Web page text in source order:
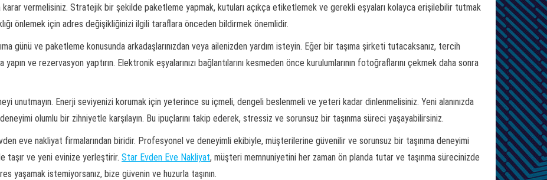
karar vermelisiniz. Stratejik bir şekilde paketleme yapmak, kutuları açıkça etiketlemek ve gerekli eşyaları kolayca erişilebilir tutmak
önlemek için adres değişikliğinizi ilgili taraflara önceden bildirmek önemlidir.
günü ve paketleme konusunda arkadaşlarınızdan veya ailenizden yardım isteyin. Eğer bir taşıma şirketi tutacaksanız, tercih
ve rezervasyon yaptırın. Elektronik eşyalarınızı bağlantılarını kesmeden önce kurulumlarının fotoğraflarını çekmek daha sonra
unutmayın. Enerji seviyenizi korumak için yeterince su içmeli, dengeli beslenmeli ve yeteri kadar dinlenmelisiniz. Yeni alanınızda
olumlu bir zihniyetle karşılayın. Bu ipuçlarını takip ederek, stressiz ve sorunsuz bir taşınma süreci yaşayabilirsiniz.
eve nakliyat firmalarından biridir. Profesyonel ve deneyimli ekibiyle, müşterilerine güvenilir ve sorunsuz bir taşınma deneyimi
taşır ve yeni evinize yerleştirir. Star Evden Eve Nakliyat, müşteri memnuniyetini her zaman ön planda tutar ve taşınma sürecinizde
yaşamak istemiyorsanız, bize güvenin ve huzurla taşının.